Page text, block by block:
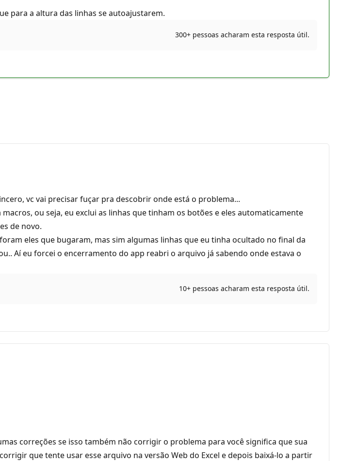
para a altura das linhas se autoajustarem.
300+ pessoas acharam esta resposta útil.
vc vai precisar fuçar pra descobrir onde está o problema...
ou seja, eu exclui as linhas que tinham os botões e eles automaticamente
de novo.
eles que bugaram, mas sim algumas linhas que eu tinha ocultado no final da
Aí eu forcei o encerramento do app reabri o arquivo já sabendo onde estava o
10+ pessoas acharam esta resposta útil.
correções se isso também não corrigir o problema para você significa que sua
que tente usar esse arquivo na versão Web do Excel e depois baixá-lo a partir